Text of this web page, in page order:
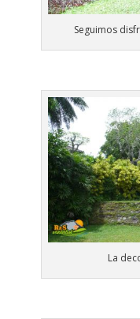
Seguimos
La